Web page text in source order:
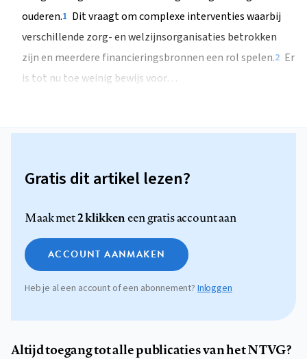
ouderen.1 Dit vraagt om complexe interventies waarbij
verschillende zorg- en welzijnsorganisaties betrokken
zijn en meerdere financieringsbronnen een rol spelen.2 Er
is tot nu toe weinig bewijs voor…
Gratis dit artikel lezen?
Maak met2 klikkeneen gratis account aan
ACCOUNT AANMAKEN
Heb je al een account of een abonnement? Inloggen
Altijd toegang tot alle publicaties van het NTVG?